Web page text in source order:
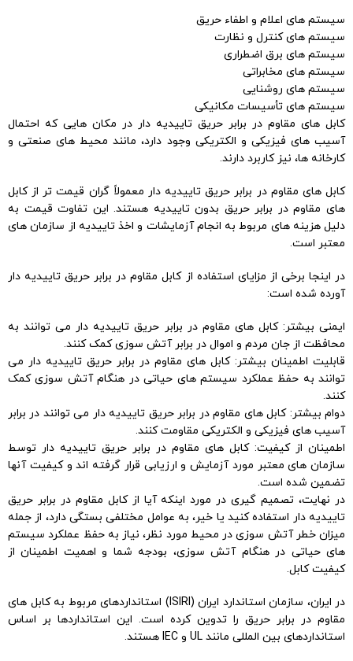
سیستم های اعلام و اطفاء حریق
سیستم های کنترل و نظارت
سیستم های برق اضطراری
سیستم های مخابراتی
سیستم های روشنایی
سیستم های تأسیسات مکانیکی
کابل های مقاوم در برابر حریق تاییدیه دار در مکان هایی که احتمال
آسیب های فیزیکی و الکتریکی وجود دارد، مانند محیط های صنعتی و
کارخانه ها، نیز کاربرد دارند.
کابل های مقاوم در برابر حریق تاییدیه دار معمولاً گران قیمت تر از کابل
های مقاوم در برابر حریق بدون تاییدیه هستند. این تفاوت قیمت به
دلیل هزینه های مربوط به انجام آزمایشات و اخذ تاییدیه از سازمان های
معتبر است.
در اینجا برخی از مزایای استفاده از کابل مقاوم در برابر حریق تاییدیه دار
آورده شده است:
ایمنی بیشتر: کابل های مقاوم در برابر حریق تاییدیه دار می توانند به
محافظت از جان مردم و اموال در برابر آتش سوزی کمک کنند.
قابلیت اطمینان بیشتر: کابل های مقاوم در برابر حریق تاییدیه دار می
توانند به حفظ عملکرد سیستم های حیاتی در هنگام آتش سوزی کمک
کنند.
دوام بیشتر: کابل های مقاوم در برابر حریق تاییدیه دار می توانند در برابر
آسیب های فیزیکی و الکتریکی مقاومت کنند.
اطمینان از کیفیت: کابل های مقاوم در برابر حریق تاییدیه دار توسط
سازمان های معتبر مورد آزمایش و ارزیابی قرار گرفته اند و کیفیت آنها
تضمین شده است.
در نهایت، تصمیم گیری در مورد اینکه آیا از کابل مقاوم در برابر حریق
تاییدیه دار استفاده کنید یا خیر، به عوامل مختلفی بستگی دارد، از جمله
میزان خطر آتش سوزی در محیط مورد نظر، نیاز به حفظ عملکرد سیستم
های حیاتی در هنگام آتش سوزی، بودجه شما و اهمیت اطمینان از
کیفیت کابل.
در ایران، سازمان استاندارد ایران (ISIRI) استانداردهای مربوط به کابل های
مقاوم در برابر حریق را تدوین کرده است. این استانداردها بر اساس
استانداردهای بین المللی مانند UL و IEC هستند.